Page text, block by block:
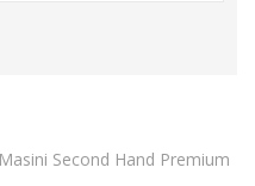
Second Hand Premium